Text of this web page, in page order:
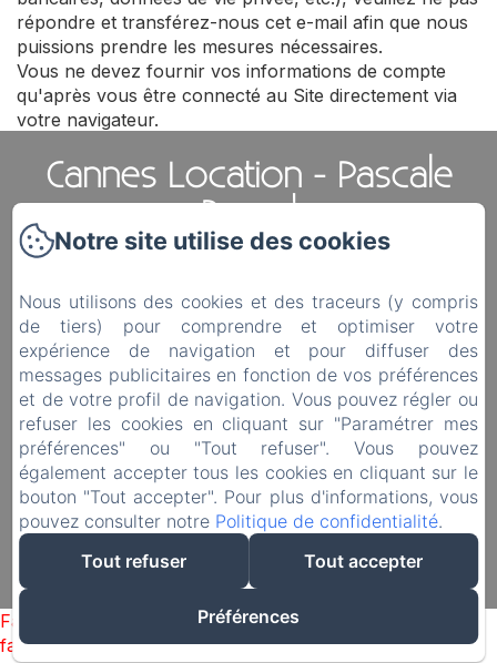
répondre et transférez-nous cet e-mail afin que nous
puissions prendre les mesures nécessaires.
Vous ne devez fournir vos informations de compte
qu'après vous être connecté au Site directement via
votre navigateur.
Cannes Location - Pascale
Beaud
Politique de confidentialité
Informations légales
Informations sur les cookies
120 boulevard Eugène Gazagnaire,
Cannes, 06400, France
chammorgane@hotmail.fr
00 33 6 25 98 47 92
Créé par Amenitiz
Failed to load BookingEngine/index: Loading chunk 1322
failed. (missing:
Notre site utilise des cookies
Nous utilisons des cookies et des traceurs (y compris
de tiers) pour comprendre et optimiser votre
expérience de navigation et pour diffuser des
messages publicitaires en fonction de vos préférences
et de votre profil de navigation. Vous pouvez régler ou
refuser les cookies en cliquant sur "Paramétrer mes
préférences" ou "Tout refuser". Vous pouvez
également accepter tous les cookies en cliquant sur le
bouton "Tout accepter". Pour plus d'informations, vous
pouvez consulter notre Politique de confidentialité.
Tout refuser
Tout accepter
Préférences